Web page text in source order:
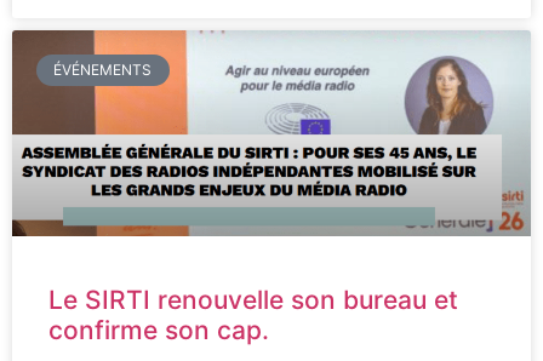
ÉVÉNEMENTS
Le SIRTI renouvelle son bureau et
confirme son cap.